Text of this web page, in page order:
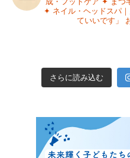
✦ ネイル・ヘッドスパ
ていいです」
さらに読み込む